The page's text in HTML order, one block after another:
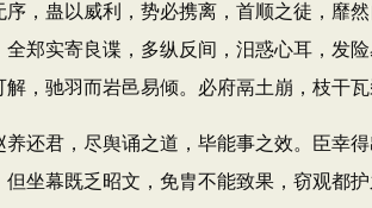
蛊以威利，势必携离，首顺之徒，靡
郑实寄良谍，多纵反间，汨惑心耳，发
，驰羽而岩邑易倾。必府鬲土崩，枝干
君，尽舆诵之道，毕能事之效。臣幸
坐幕既乏昭文，免胄不能致果，窃观都